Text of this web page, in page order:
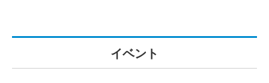
イベント